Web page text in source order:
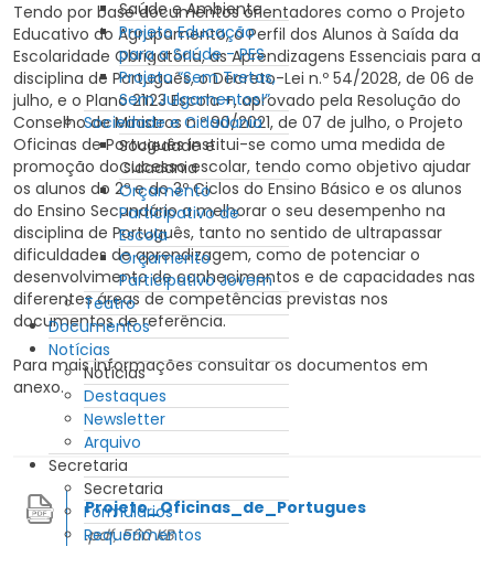
Saúde e Ambiente
Projeto Educação
para a Saúde - PES
Projeto “Sem Tretas,
Sem Julgamentos!”
Sociedade e Cidadania
Sociedade e
Cidadania
Orçamento
Participativo de
Escola
Orçamento
Participativo Jovem
Teatro
Documentos
Notícias
Notícias
Destaques
Newsletter
Arquivo
Secretaria
Secretaria
Formulários
Requerimentos
Tendo por base documentos orientadores como o Projeto
Educativo do Agrupamento, o Perfil dos Alunos à Saída da
Escolaridade Obrigatória, as Aprendizagens Essenciais para a
disciplina de Português, o Decreto-Lei n.º 54/2028, de 06 de
julho, e o Plano 21I23 Escola +, aprovado pela Resolução do
Conselho de Ministros n.º 90/2021, de 07 de julho, o Projeto
Oficinas de Português institui-se como uma medida de
promoção do sucesso escolar, tendo como objetivo ajudar
os alunos do 2º e do 3º Ciclos do Ensino Básico e os alunos
do Ensino Secundário a melhorar o seu desempenho na
disciplina de Português, tanto no sentido de ultrapassar
dificuldades de aprendizagem, como de potenciar o
desenvolvimento de conhecimentos e de capacidades nas
diferentes áreas de competências previstas nos
documentos de referência.
Para mais informações consultar os documentos em
anexo.
Projeto_Oficinas_de_Portugues
.pdf, 560 KB